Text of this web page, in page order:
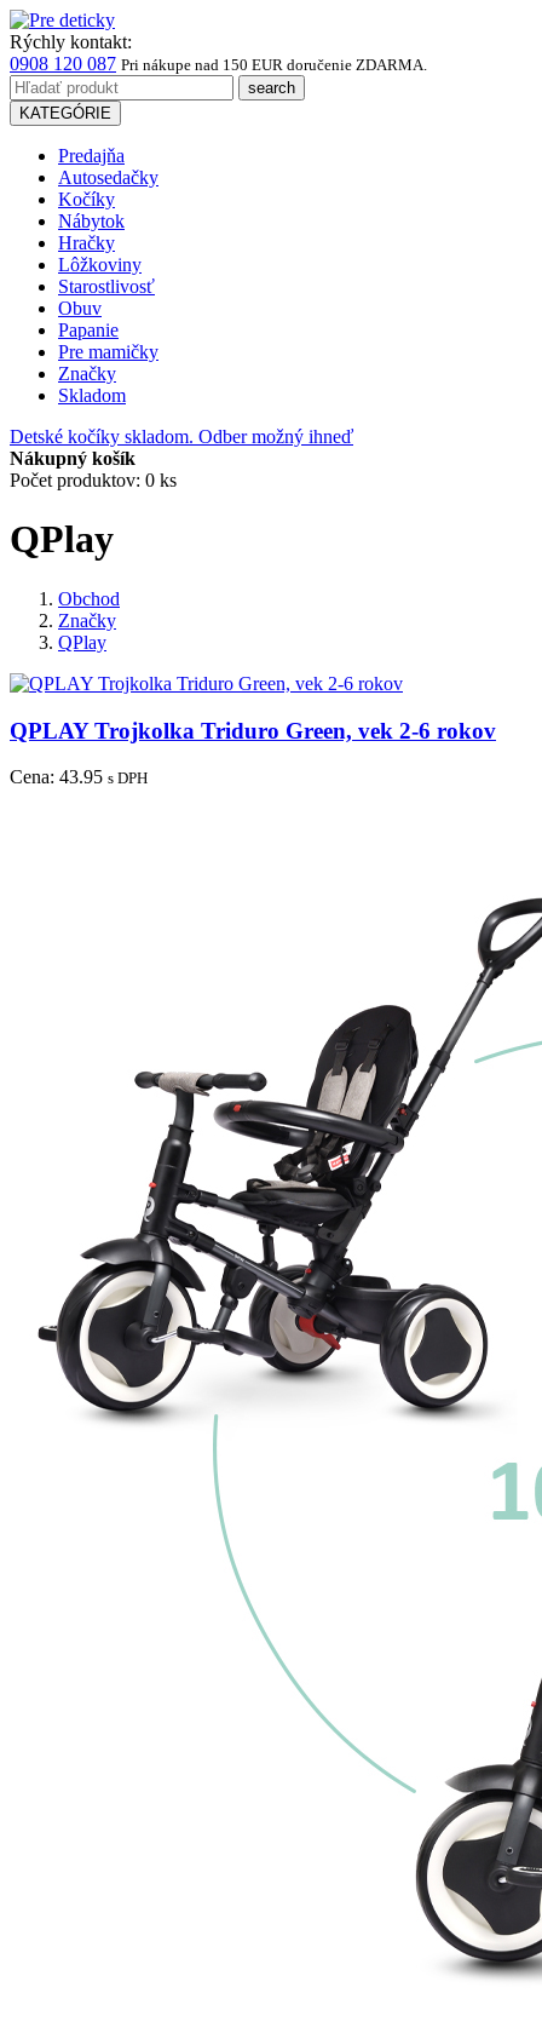
Rýchly kontakt:
0908 120 087 Pri nákupe nad 150 EUR doručenie ZDARMA.
KATEGÓRIE
Predajňa
Autosedačky
Kočíky
Nábytok
Hračky
Lôžkoviny
Starostlivosť
Obuv
Papanie
Pre mamičky
Značky
Skladom
Detské kočíky skladom. Odber možný ihneď
Nákupný košík
Počet produktov: 0 ks
QPlay
Obchod
Značky
QPlay
QPLAY Trojkolka Triduro Green, vek 2-6 rokov
Cena: 43.95 s DPH